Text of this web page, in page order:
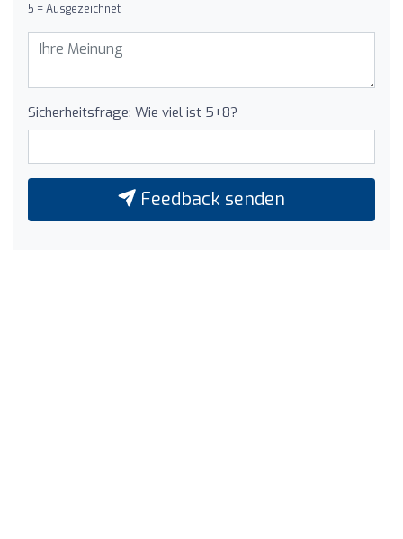
5 = Ausgezeichnet
Sicherheitsfrage: Wie viel ist 5+8?
Feedback senden